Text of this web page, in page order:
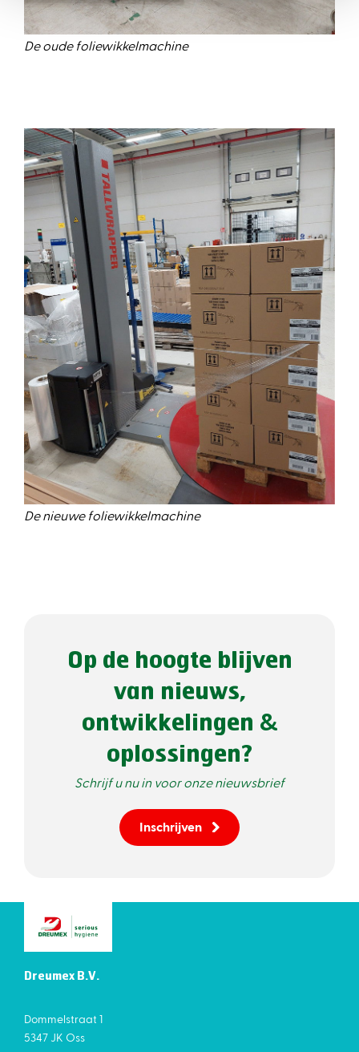
De oude foliewikkelmachine
De nieuwe foliewikkelmachine
Op de hoogte blijven
van nieuws,
ontwikkelingen &
oplossingen?
Schrijf u nu in voor onze nieuwsbrief
Inschrijven
Dreumex B.V.
Dommelstraat 1
5347 JK Oss